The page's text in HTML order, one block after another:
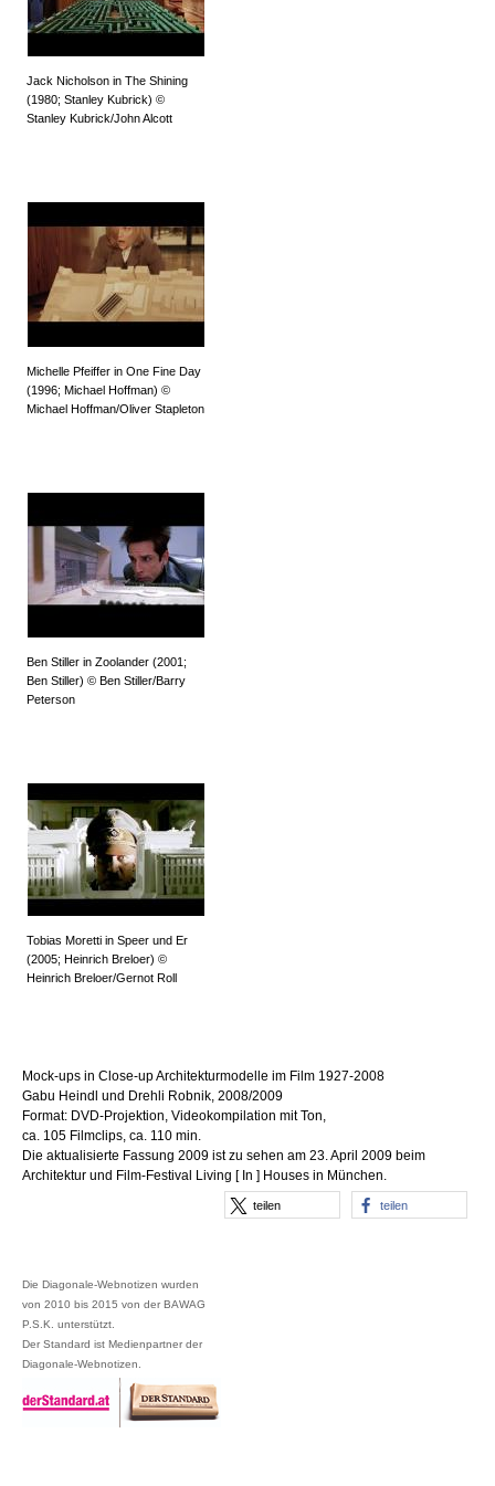
Jack Nicholson in The Shining
(1980; Stanley Kubrick) ©
Stanley Kubrick/John Alcott
Michelle Pfeiffer in One Fine Day
(1996; Michael Hoffman) ©
Michael Hoffman/Oliver Stapleton
Ben Stiller in Zoolander (2001;
Ben Stiller) © Ben Stiller/Barry
Peterson
Tobias Moretti in Speer und Er
(2005; Heinrich Breloer) ©
Heinrich Breloer/Gernot Roll
Mock-ups in Close-up Architekturmodelle im Film 1927-2008
Gabu Heindl und Drehli Robnik, 2008/2009
Format: DVD-Projektion, Videokompilation mit Ton,
ca. 105 Filmclips, ca. 110 min.
Die aktualisierte Fassung 2009 ist zu sehen am 23. April 2009 beim
Architektur und Film-Festival Living [ In ] Houses in München.
teilen teilen
Die Diagonale-Webnotizen wurden
von 2010 bis 2015 von der BAWAG
P.S.K. unterstützt.
Der Standard ist Medienpartner der
Diagonale-Webnotizen.